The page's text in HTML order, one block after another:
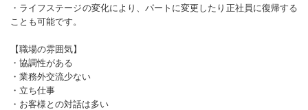
・ライフステージの変化により、パートに変更したり正社員に復帰する
ことも可能です。
【職場の雰囲気】
・協調性がある
・業務外交流少ない
・立ち仕事
・お客様との対話は多い